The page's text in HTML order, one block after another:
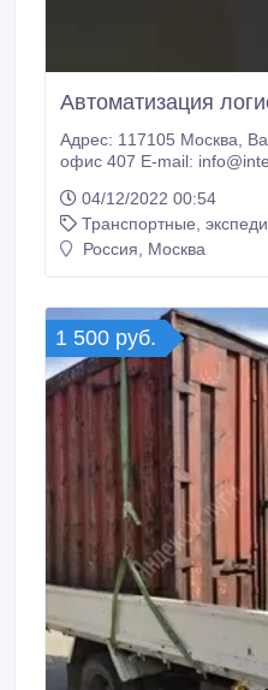
Автоматизация
Адрес: 117105 Москва, Варшавское шоссе, дом 37А,
офис 407 E-mail: info@intekey.ru Телефон: +7 495
https://intekey.ru Комплексная автоматизация
логистики предприятия: - аудит и консалтинг
логистики (складской, транспортной,
04/12/2022 00:54
Транспортные,
Россия, Москва
1 500 руб.